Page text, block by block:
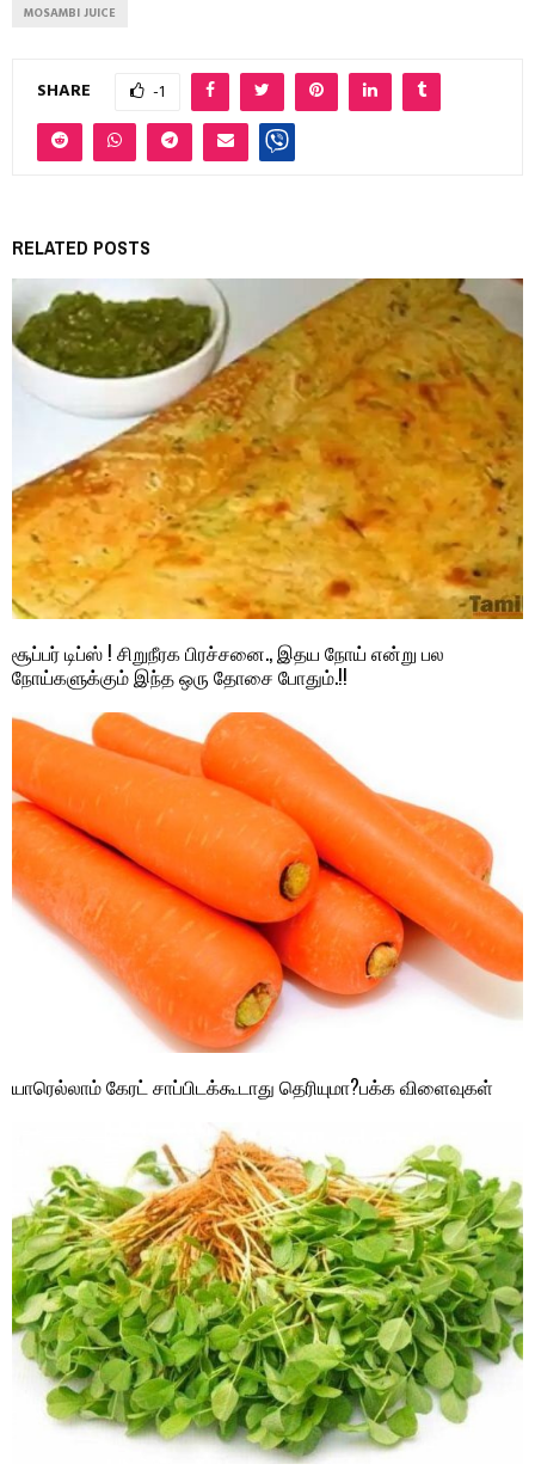
MOSAMBI JUICE
SHARE -1
RELATED POSTS
சூப்பர் டிப்ஸ் ! சிறுநீரக பிரச்சனை., இதய நோய் என்று பல
நோய்களுக்கும் இந்த ஒரு தோசை போதும்.!!
யாரெல்லாம் கேரட் சாப்பிடக்கூடாது தெரியுமா?பக்க விளைவுகள்